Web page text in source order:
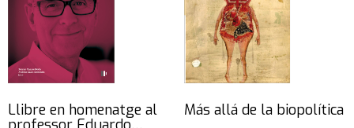
Llibre en homenatge al Más allá de la biopolítica